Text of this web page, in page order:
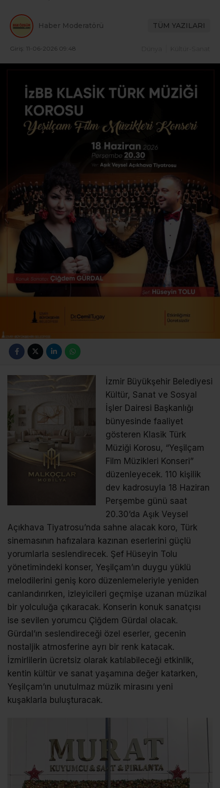
Haber Moderatörü TÜM YAZILARI
Giriş: 11-06-2026 09:48 Kültür-Sanat
İzmir Büyükşehir Belediyesi
Kültür, Sanat ve Sosyal
İşler Dairesi Başkanlığı
bünyesinde faaliyet
gösteren Klasik Türk
Müziği Korosu, “Yeşilçam
Film Müzikleri Konseri”
düzenleyecek. 110 kişilik
dev kadrosuyla 18 Haziran
Perşembe günü saat
20.30’da Aşık Veysel
Açıkhava Tiyatrosu’nda sahne alacak koro, Türk
sinemasının hafızalara kazınan eserlerini güçlü
yorumlarla seslendirecek. Şef Hüseyin Tolu
yönetimindeki konser, Yeşilçam’ın duygu yüklü
melodilerini geniş koro düzenlemeleriyle yeniden
canlandırırken, izleyicileri geçmişe uzanan müzikal
bir yolculuğa çıkaracak. Konserin konuk sanatçısı
ise sevilen yorumcu Çiğdem Gürdal olacak.
Gürdal’ın seslendireceği özel eserler, gecenin
nostaljik atmosferine ayrı bir renk katacak.
İzmirlilerin ücretsiz olarak katılabileceği etkinlik,
kentin kültür ve sanat yaşamına değer katarken,
Yeşilçam’ın unutulmaz müzik mirasını yeni
kuşaklarla buluşturacak.